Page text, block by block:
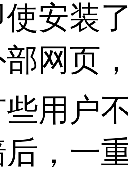
安装
网页
些用户
后，一